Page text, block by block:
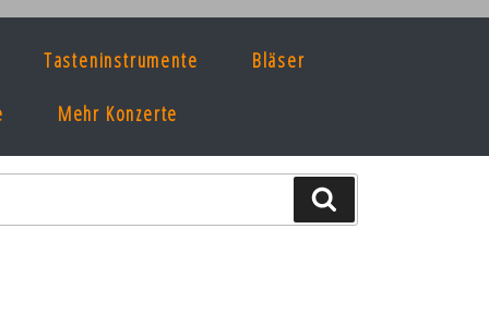
Tasteninstrumente Bläser
Mehr Konzerte